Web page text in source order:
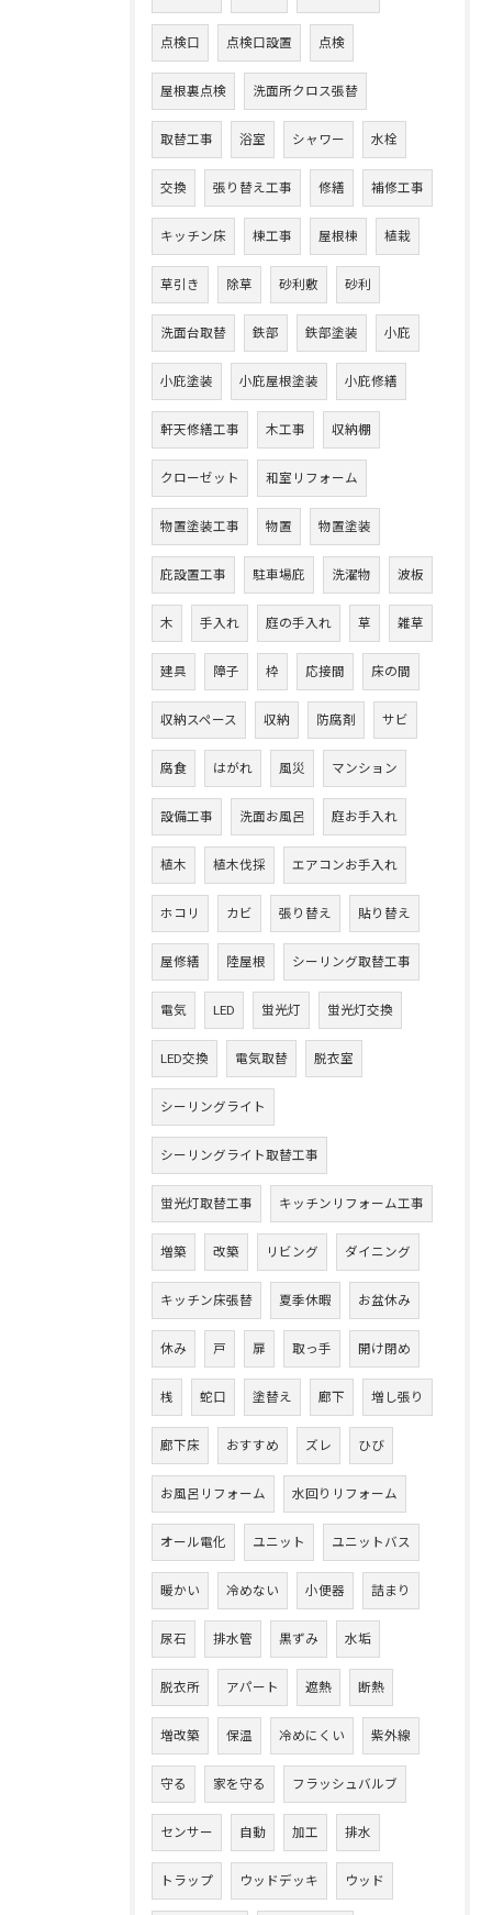
点検口 点検口設置 点検
屋根裏点検 洗面所クロス張替
取替工事 浴室 シャワー 水栓
交換 張り替え工事 修繕 補修工事
キッチン床 棟工事 屋根棟 植栽
草引き 除草 砂利敷 砂利
洗面台取替 鉄部 鉄部塗装 小庇
小庇塗装 小庇屋根塗装 小庇修繕
軒天修繕工事 木工事 収納棚
クローゼット 和室リフォーム
物置塗装工事 物置 物置塗装
庇設置工事 駐車場庇 洗濯物 波板
木 手入れ 庭の手入れ 草 雑草
建具 障子 枠 応接間 床の間
収納スペース 収納 防腐剤 サビ
腐食 はがれ 風災 マンション
設備工事 洗面お風呂 庭お手入れ
植木 植木伐採 エアコンお手入れ
ホコリ カビ 張り替え 貼り替え
屋修繕 陸屋根 シーリング取替工事
電気 LED 蛍光灯 蛍光灯交換
LED交換 電気取替 脱衣室
シーリングライト
シーリングライト取替工事
蛍光灯取替工事 キッチンリフォーム工事
増築 改築 リビング ダイニング
キッチン床張替 夏季休暇 お盆休み
休み 戸 扉 取っ手 開け閉め
桟 蛇口 塗替え 廊下 増し張り
廊下床 おすすめ ズレ ひび
お風呂リフォーム 水回りリフォーム
オール電化 ユニット ユニットバス
暖かい 冷めない 小便器 詰まり
尿石 排水管 黒ずみ 水垢
脱衣所 アパート 遮熱 断熱
増改築 保温 冷めにくい 紫外線
守る 家を守る フラッシュバルブ
センサー 自動 加工 排水
トラップ ウッドデッキ ウッド